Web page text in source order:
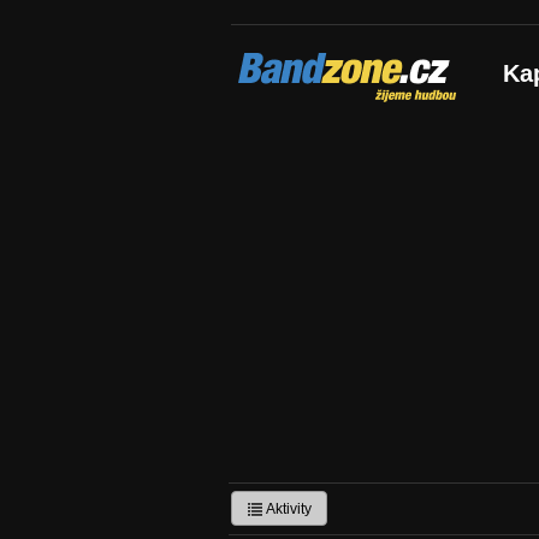
Bandzone.cz
žijeme hudbou
Aktivity